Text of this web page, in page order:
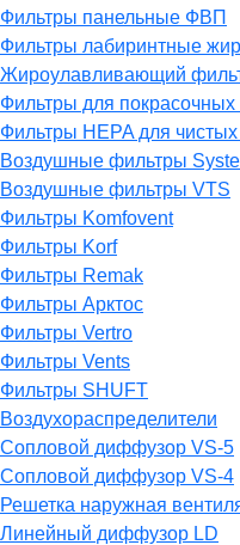
Фильтры панельные ФВП
Фильтры лабиринтные
Жироулавливающий
Фильтры для покрасочных
Фильтры HEPA для
Воздушные фильтры
Воздушные фильтры VTS
Фильтры Komfovent
Фильтры Korf
Фильтры Remak
Фильтры Арктос
Фильтры Vertro
Фильтры Vents
Фильтры SHUFT
Воздухораспределители
Сопловой диффузор VS-5
Сопловой диффузор VS-4
Решетка наружная
Линейный диффузор LD